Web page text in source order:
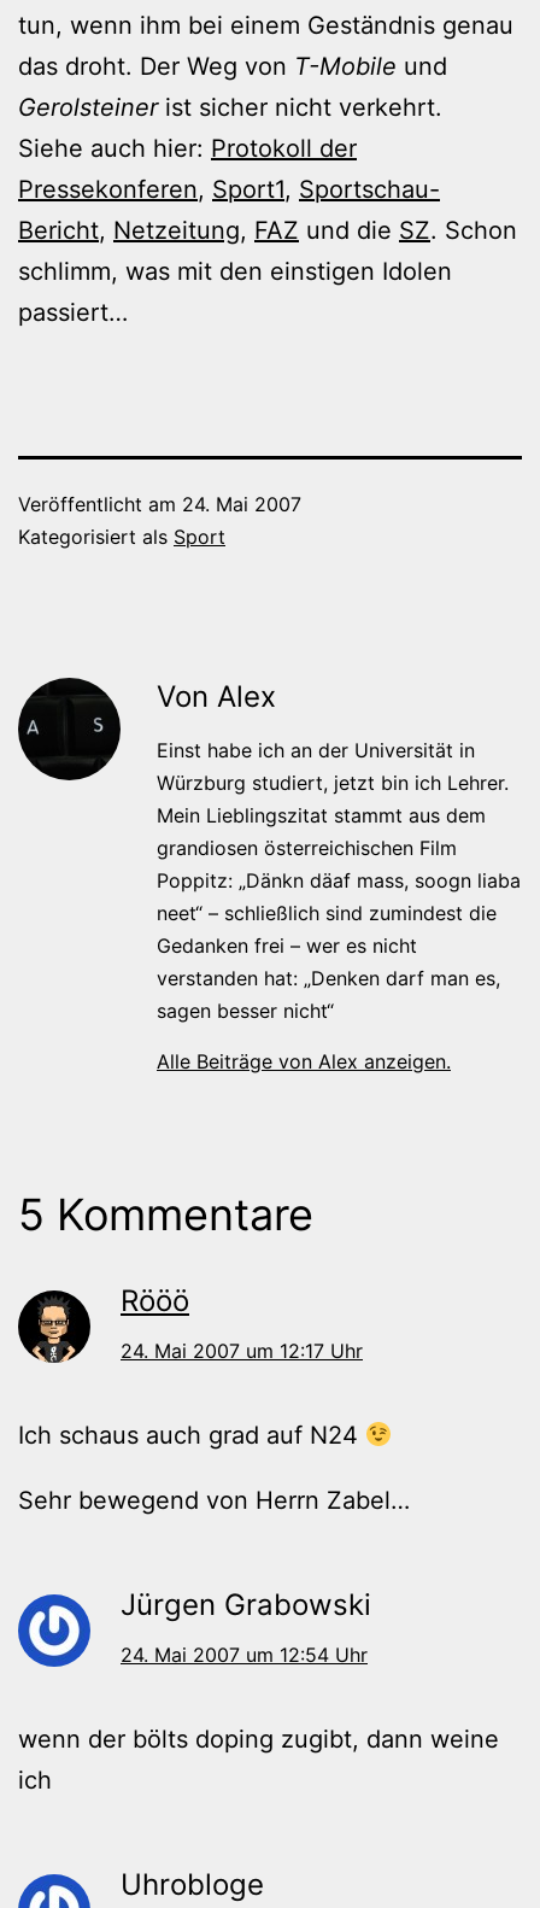
tun, wenn ihm bei einem Geständnis genau
das droht. Der Weg von T-Mobile und
Gerolsteinerist sicher nicht verkehrt.
Siehe auch hier: Protokoll der
Pressekonferen, Sport1, Sportschau-
Bericht, Netzeitung, FAZ und die SZ. Schon
schlimm, was mit den einstigen Idolen
passiert…
Veröffentlicht am 24. Mai 2007
Kategorisiert als Sport
Von Alex
Einst habe ich an der Universität in
Würzburg studiert, jetzt bin ich Lehrer.
Mein Lieblingszitat stammt aus dem
grandiosen österreichischen Film
Poppitz: „Dänkn däaf mass, soogn liaba
neet“ – schließlich sind zumindest die
Gedanken frei – wer es nicht
verstanden hat: „Denken darf man es,
sagen besser nicht“
Alle Beiträge von Alex anzeigen.
5 Kommentare
Rööö
24. Mai 2007 um 12:17 Uhr
Ich schaus auch grad auf N24
Sehr bewegend von Herrn Zabel…
Jürgen Grabowski
24. Mai 2007 um 12:54 Uhr
wenn der bölts doping zugibt, dann weine
ich
Uhrobloge